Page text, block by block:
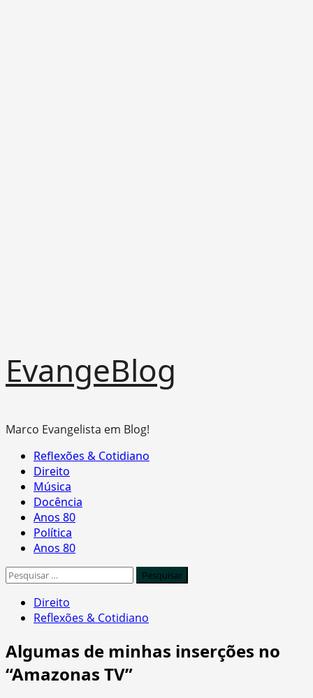
to
content
EvangeBlog
Marco Evangelista em Blog!
Primary
Menu
Reflexões & Cotidiano
Direito
Música
Docência
Anos 80
Política
Anos 80
Pesquisar
Direito
Reflexões & Cotidiano
Algumas de minhas inserções no
“Amazonas TV”